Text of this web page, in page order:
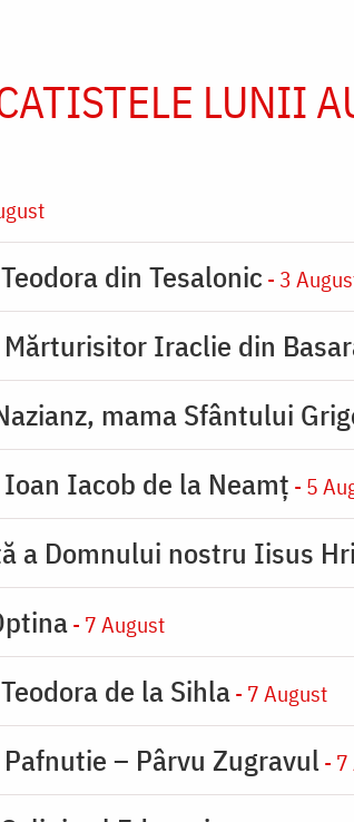
LUNII
din Tesalonic - 3
Iraclie din
mama Sfântului
Iacob de la Neamț - 5
a Domnului nostru Iisus
- 7 August
de la Sihla- 7 August
– Pârvu Zugravul - 7